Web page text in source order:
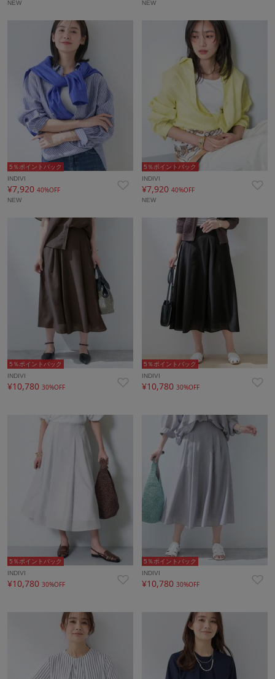
NEW NEW
5％ポイントバック
INDIVI
¥7,920 40%OFF
NEW
5％ポイントバック
INDIVI
¥7,92040%OFF
NEW
5％ポイントバック
INDIVI
¥10,780 30%OFF
5％ポイントバック
INDIVI
¥10,780 30%OFF
5％ポイントバック
INDIVI
¥10,780 30%OFF
5％ポイントバック
INDIVI
¥10,780 30%OFF